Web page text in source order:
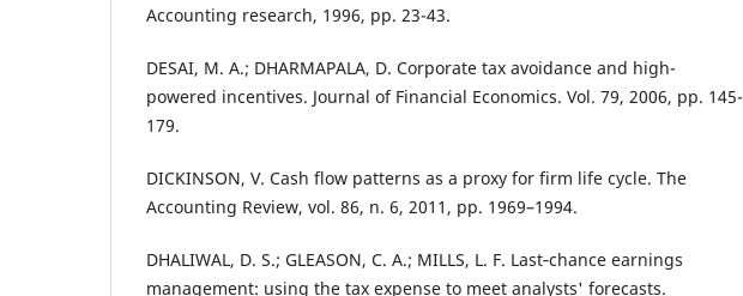
Accounting research, 1996, pp. 23-43.
DESAI, M. A.; DHARMAPALA, D. Corporate tax avoidance and high-
powered incentives. Journal of Financial Economics. Vol. 79, 2006, pp. 145-
179.
DICKINSON, V. Cash flow patterns as a proxy for firm life cycle. The
Accounting Review, vol. 86, n. 6, 2011, pp. 1969–1994.
DHALIWAL, D. S.; GLEASON, C. A.; MILLS, L. F. Last‐chance earnings
management: using the tax expense to meet analysts' forecasts.